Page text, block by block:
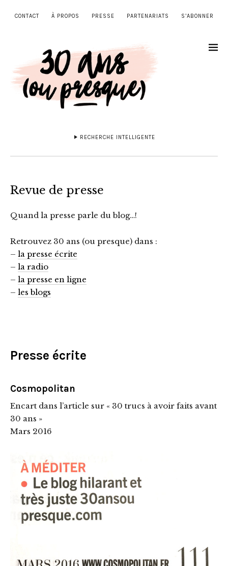
CONTACT À PROPOS PRESSE PARTENARIATS S’ABONNER
RECHERCHE INTELLIGENTE
Revue de presse
Quand la presse parle du blog…!
Retrouvez 30 ans (ou presque) dans :
– la presse écrite
– la radio
– la presse en ligne
– les blogs
Presse écrite
Cosmopolitan
Encart dans l’article sur « 30 trucs à avoir faits avant
30 ans »
Mars 2016